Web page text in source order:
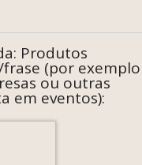
Produtos
(por exemplo
ou outras
em eventos):